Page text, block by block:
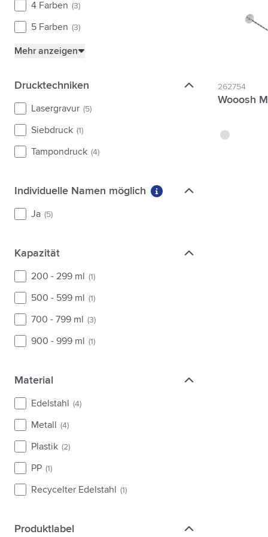
4 Farben (3)
5 Farben (3)
Mehr anzeigen
Drucktechniken
Drucktechniken
Lasergravur (5)
Siebdruck (1)
Tampondruck (4)
Individuelle Namen möglich
Individuelle Namen möglich
Weitere Informationen
Ja (5)
Kapazität
Kapazität
200 - 299 ml (1)
500 - 599 ml (1)
700 - 799 ml (3)
900 - 999 ml (1)
Material
Material
Edelstahl (4)
Metall (4)
Plastik (2)
PP (1)
Recycelter Edelstahl (1)
Produktlabel
Produktlabel
262754
Wooosh
argenté